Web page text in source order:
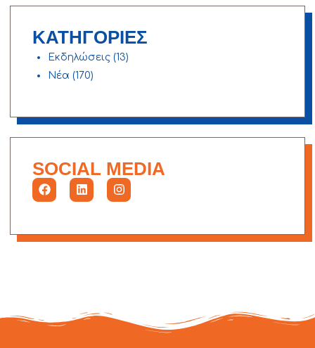
ΚΑΤΗΓΟΡΙΕΣ
Εκδηλώσεις (13)
Νέα (170)
SOCIAL MEDIA